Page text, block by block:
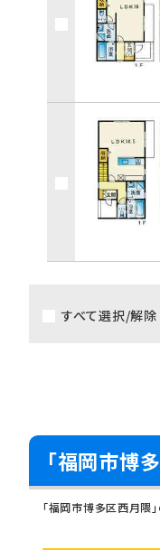
すべて選択/解除
「福岡市博
「福岡市博多区西月隈